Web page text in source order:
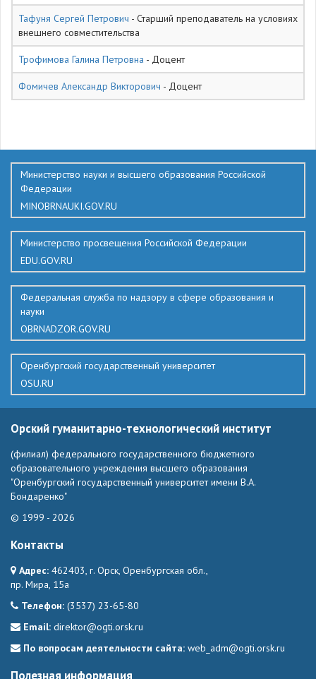
Тафуня Сергей Петрович - Старший преподаватель на условиях
внешнего совместительства
Трофимова Галина Петровна - Доцент
Фомичев Александр Викторович - Доцент
Министерство науки и высшего образования Российской
Федерации
MINOBRNAUKI.GOV.RU
Министерство просвещения Российской Федерации
EDU.GOV.RU
Федеральная служба по надзору в сфере образования и
науки
OBRNADZOR.GOV.RU
Оренбургский государственный университет
OSU.RU
Орский гуманитарно-технологический институт
(филиал) федерального государственного бюджетного
образовательного учреждения высшего образования
"Оренбургский государственный университет имени В.А.
Бондаренко"
© 1999 - 2026
Контакты
Адрес: 462403, г. Орск, Оренбургская обл.,
пр. Мира, 15а
Телефон: (3537) 23-65-80
Email: direktor@ogti.orsk.ru
По вопросам деятельности сайта: web_adm@ogti.orsk.ru
Полезная информация